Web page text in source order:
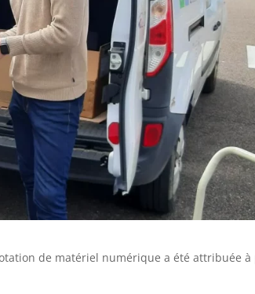
de matériel numérique a été attribuée